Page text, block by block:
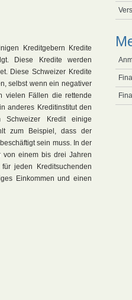
Kreditgebern Kredite
Diese Kredite werden
Diese Schweizer Kredite
selbst wenn ein negativer
vielen Fällen die rettende
anderes Kreditinstitut den
Kredit einige
zum Beispiel, dass der
sein muss. In der
von einem bis drei Jahren
jeden Kreditsuchenden
Einkommen und einen